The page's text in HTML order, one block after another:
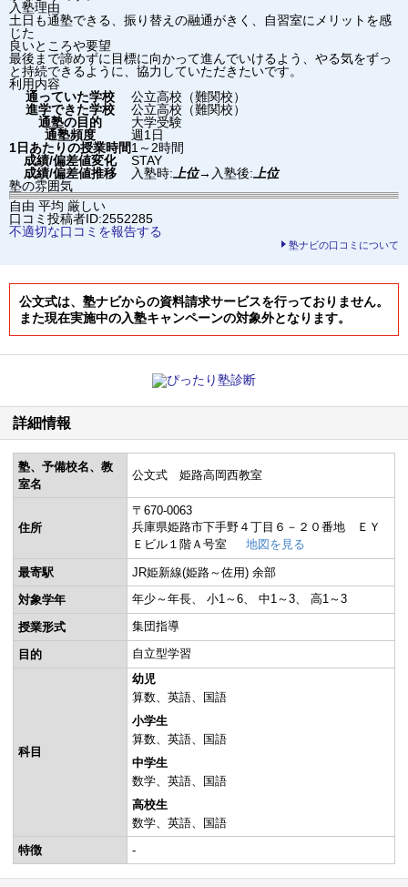
入塾理由
土日も通塾できる、振り替えの融通がきく、自習室にメリットを感
じた
良いところや要望
最後まで諦めずに目標に向かって進んでいけるよう、やる気をずっ
と持続できるように、協力していただきたいです。
利用内容
通っていた学校
公立高校（難関校）
進学できた学校
公立高校（難関校）
通塾の目的
大学受験
通塾頻度
週1日
1日あたりの授業時間1～2時間
成績/偏差値変化
STAY
成績/偏差値推移
入塾時:上位→ 入塾後:上位
塾の雰囲気
自由 平均 厳しい
口コミ投稿者ID:2552285
不適切な口コミを報告する
塾ナビの口コミについて
公文式は、塾ナビからの資料請求サービスを行っておりません。
また現在実施中の入塾キャンペーンの対象外となります。
詳細情報
塾、予備校名、教
室名
公文式 姫路高岡西教室
住所
〒670-0063
兵庫県姫路市下手野４丁目６－２０番地 ＥＹ
Ｅビル１階Ａ号室
地図を見る
最寄駅
JR姫新線(姫路～佐用) 余部
対象学年
年少～年長 小1～6 中1～3 高1～3
授業形式 集団指導
目的 自立型学習
科目
幼児
算数
英語
国語
小学生
算数
英語
国語
中学生
数学
英語
国語
高校生
数学
英語
国語
特徴
-